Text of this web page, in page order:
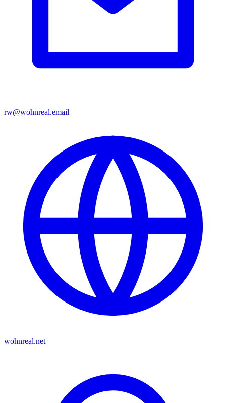
rw@wohnreal.email
wohnreal.net